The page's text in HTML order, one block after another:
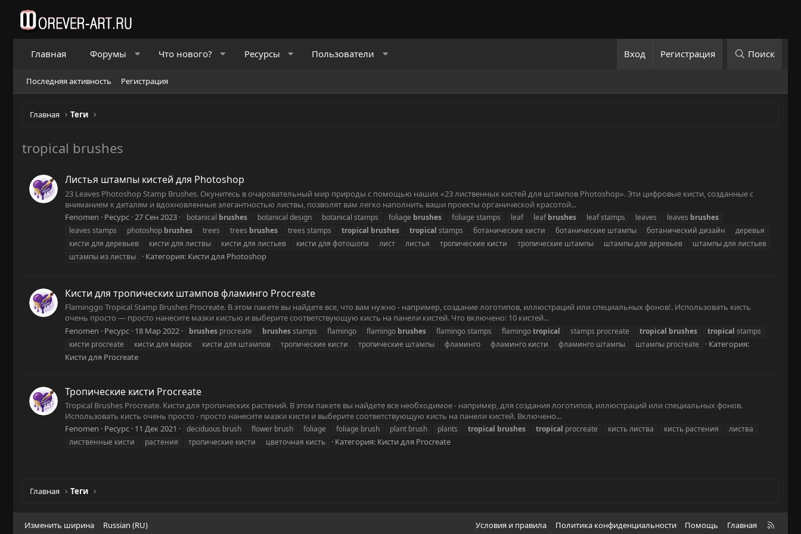
Главная Форумы Что нового? Ресурсы Пользователи Вход Регистрация Поиск
Последняя активность Регистрация
Главная Теги
tropical brushes
Листья штампы кистей для Photoshop
23 Leaves Photoshop Stamp Brushes. Окунитесь в очаровательный мир природы с помощью наших «23 лиственных кистей для штампов Photoshop». Эти цифровые кисти, созданные с
вниманием к деталям и вдохновленные элегантностью листвы, позволят вам легко наполнить ваши проекты органической красотой...
Fenomen
Ресурс 27 Сен 2023 botanical brushes botanical design botanical stamps foliage brushes foliage stamps leaf leafbrushes leaf stamps leaves leaves brushes
leaves stamps
photoshop brushes trees trees brushes trees stamps tropical brushes tropical stamps ботанические кисти ботанические штампы ботанический дизайн
деревья
кисти для деревьев
кисти для листвы кисти для листьев кисти для фотошопа лист листья тропические кисти тропические штампы штампы для деревьев
штампы для листьев
штампы из листвы
Категория: Кисти для Photoshop
Кисти для тропических штампов фламинго Procreate
Flaminggo Tropical Stamp Brushes Procreate. В этом пакете вы найдете все, что вам нужно - например, создание логотипов, иллюстраций или специальных фонов!. Использовать кисть
очень просто — просто нанесите мазки кистью и выберите соответствующую кисть на панели кистей. Что включено: 10 кистей...
Fenomen
Ресурс 18 Мар 2022 brushes procreate brushesstamps flamingo flamingo brushes flamingo stamps flamingotropical stamps procreate tropical brushes tropical stamps
кисти procreate
кисти для марок кисти для штампов тропические кисти тропические штампы фламинго фламинго кисти фламинго штампы штампы procreate
Категория:
Кисти для Procreate
Тропические кисти Procreate
Tropical Brushes Procreate. Кисти для тропических растений. В этом пакете вы найдете все необходимое - например, для создания логотипов, иллюстраций или специальных фонов.
Использовать кисть очень просто - просто нанесите мазки кисти и выберите соответствующую кисть на панели кистей. Включено...
Fenomen
Ресурс 11 Дек 2021 deciduous brush flower brush foliage foliage brush plant brush plants tropical brushes tropical procreate кисть листва кисть растения
листва
лиственные кисти
растения тропические кисти цветочная кисть Категория: Кисти для Procreate
Главная Теги
Изменить ширина Russian (RU) Условия и правила Политика конфиденциальности Помощь Главная
R